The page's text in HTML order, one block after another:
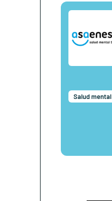
Salud mental